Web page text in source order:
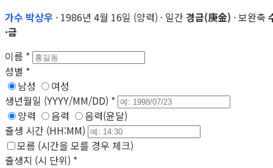
가수 박상우 · 1986년 4월 16일 (양력) · 일간 경금(庚金) · 보완축
·금
이름 *
성별 *
남성
여성
생년월일 (YYYY/MM/DD) *
양력
음력
음력(윤달)
출생 시간 (HH:MM)
모름 (시간을 모를 경우 체크)
출생지 (시 단위) *